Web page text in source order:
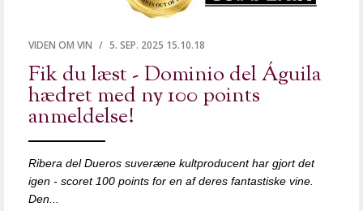
VIDEN OM VIN / 5. SEP. 2025 15.10.18
Fik du læst - Dominio del Águila
hædret med ny 100 points
anmeldelse!
Ribera del Dueros suveræne kultproducent har gjort det
igen - scoret 100 points for en af deres fantastiske vine.
Den...